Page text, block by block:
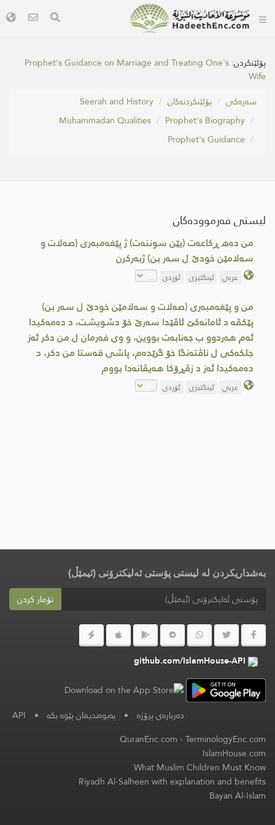
پۆلێنکردن:Prophet's Guidance on Marriage and Treating One's
Wife
سه‌ره‌كی
پۆلێنکردنەکان
Seerah and History
Prophet's Biography
Muhammadan Qualities
Prophet's Guidance
لیستی فەرموودەکان
من ده‌ھ ڕكاعه‌ت (یێن سوننه‌ت) ژ پێغه‌مبه‌ری (صه‌لات و
سه‌لامێن خودێ ل سه‌ر بن) ژبه‌ركرن
عربي ئینگلیزی ئۆردی
من و پێغه‌مبه‌ری (صه‌لات و سه‌لامێن خودێ ل سه‌ر بن)
پێكڤه‌ د ئامانه‌كێ ئاڤێدا سه‌رێ خۆ دشویشت، د ده‌مه‌كیدا
ئه‌م هه‌ردوو ب‌ جه‌نابه‌ت بووین، و وی فه‌رمان ل من دكر ئه‌ز
جلكه‌كی ل ناڤته‌نگا خۆ گرێده‌م، پاشی قه‌ستا من دكر، د
ده‌مه‌كیدا ئه‌ز د زڤڕۆكا هه‌یڤانه‌دا بووم
عربي ئینگلیزی ئۆردی
بەشداریکردن لە لیستی پۆستی ئەلیکترۆنی (ئیمێڵ)
تۆمار کردن
github.com/IslamHouse-API
دەربارەی پرۆژە • پەیوەندیمان پێوە بکە •
API
QuranEnc.com-TerminologyEnc.com
IslamHouse.com
What Muslim Children Must Know
Riyadh Al-Salheen with explanation and benefits
Bayan Al-Islam